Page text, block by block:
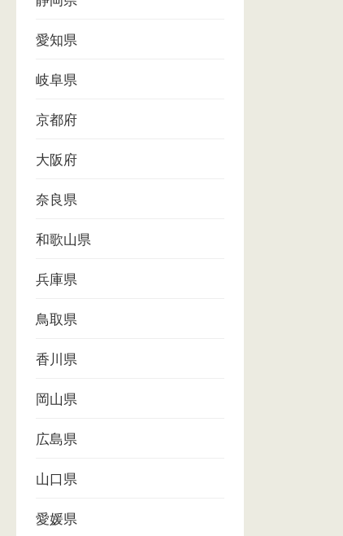
愛知県
岐阜県
京都府
大阪府
奈良県
和歌山県
兵庫県
鳥取県
香川県
岡山県
広島県
山口県
愛媛県